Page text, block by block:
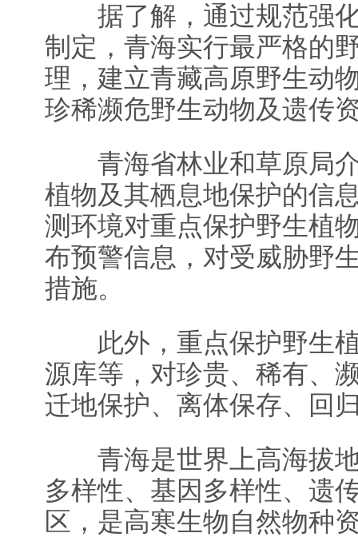
据了解，通过规范强化
制定，青海实行最严格的
理，建立青藏高原野生动
珍稀濒危野生动物及遗传
青海省林业和草原局介
植物及其栖息地保护的信
测环境对重点保护野生植
布预警信息，对受威胁野
措施。
此外，重点保护野生植
源库等，对珍贵、稀有、
迁地保护、离体保存、回
青海是世界上高海拔地
多样性、基因多样性、遗
区，是高寒生物自然物种